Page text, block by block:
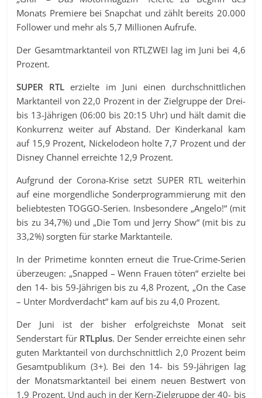
Monats Premiere bei Snapchat und zählt bereits 20.000
Follower und mehr als 5,7 Millionen Aufrufe.
Der Gesamtmarktanteil von RTLZWEI lag im Juni bei 4,6
Prozent.
SUPER RTL erzielte im Juni einen durchschnittlichen
Marktanteil von 22,0 Prozent in der Zielgruppe der Drei-
bis 13-Jährigen (06:00 bis 20:15 Uhr) und hält damit die
Konkurrenz weiter auf Abstand. Der Kinderkanal kam
auf 15,9 Prozent, Nickelodeon holte 7,7 Prozent und der
Disney Channel erreichte 12,9 Prozent.
Aufgrund der Corona-Krise setzt SUPER RTL weiterhin
auf eine morgendliche Sonderprogrammierung mit den
beliebtesten TOGGO-Serien. Insbesondere „Angelo!“ (mit
bis zu 34,7%) und „Die Tom und Jerry Show“ (mit bis zu
33,2%) sorgten für starke Marktanteile.
In der Primetime konnten erneut die True-Crime-Serien
überzeugen: „Snapped – Wenn Frauen töten“ erzielte bei
den 14- bis 59-Jährigen bis zu 4,8 Prozent, „On the Case
– Unter Mordverdacht“ kam auf bis zu 4,0 Prozent.
Der Juni ist der bisher erfolgreichste Monat seit
Senderstart für RTLplus. Der Sender erreichte einen sehr
guten Marktanteil von durchschnittlich 2,0 Prozent beim
Gesamtpublikum (3+). Bei den 14- bis 59-Jährigen lag
der Monatsmarktanteil bei einem neuen Bestwert von
1,9 Prozent. Und auch in der Kern-Zielgruppe der 40- bis